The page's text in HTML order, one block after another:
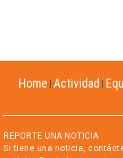
Home Actividad
REPORTE UNA NOTICIA
Si tiene una noticia,